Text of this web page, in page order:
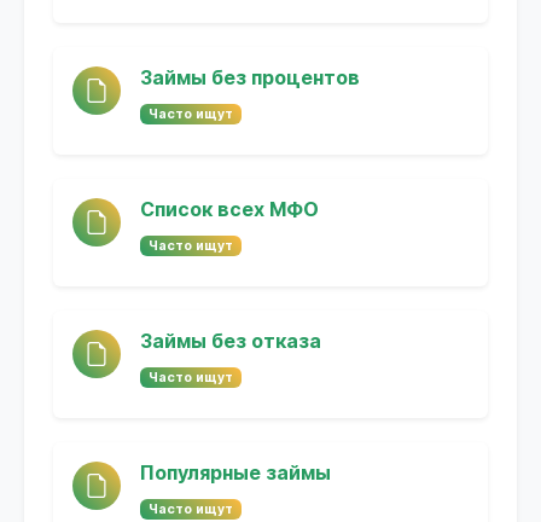
Займы без процентов
Часто ищут
Список всех МФО
Часто ищут
Займы без отказа
Часто ищут
Популярные займы
Часто ищут